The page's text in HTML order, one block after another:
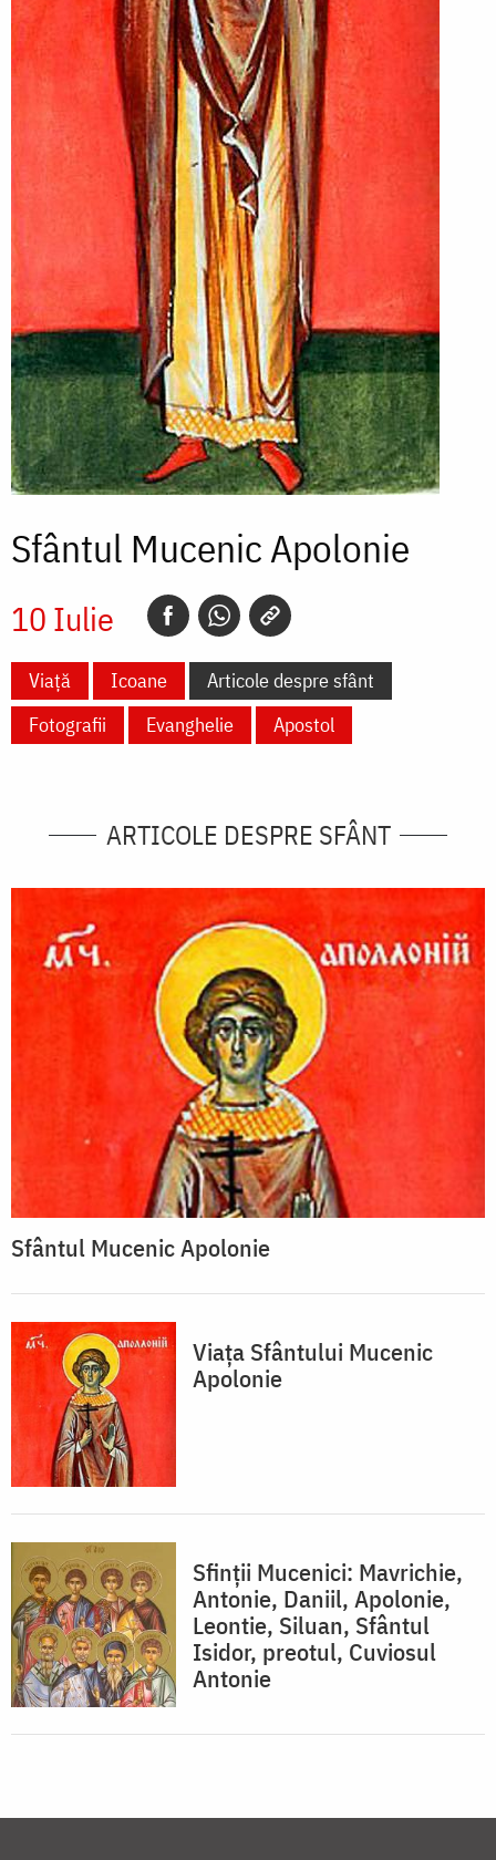
Sfântul Mucenic Apolonie
10 Iulie
Viață Icoane
Articole despre sfânt
Fotografii
Evanghelie Apostol
ARTICOLE DESPRE SFÂNT
Sfântul Mucenic Apolonie
Viața Sfântului Mucenic
Apolonie
Sfinții Mucenici: Mavrichie,
Antonie, Daniil, Apolonie,
Leontie, Siluan, Sfântul
Isidor, preotul, Cuviosul
Antonie